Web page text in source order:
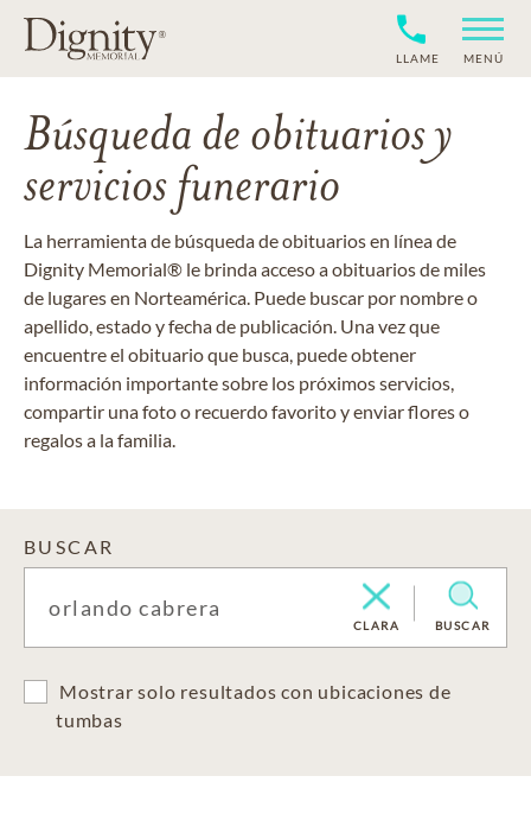
LLAME MENÚ
Búsqueda de obituarios y
servicios funerario
La herramienta de búsqueda de obituarios en línea de
Dignity Memorial® le brinda acceso a obituarios de miles
de lugares en Norteamérica. Puede buscar por nombre o
apellido, estado y fecha de publicación. Una vez que
encuentre el obituario que busca, puede obtener
información importante sobre los próximos servicios,
compartir una foto o recuerdo favorito y enviar flores o
regalos a la familia.
BUSCAR
CLARA BUSCAR
Mostrar solo resultados con ubicaciones de
tumbas